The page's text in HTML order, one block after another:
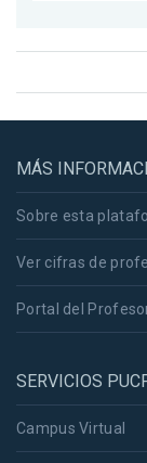
MÁS
Sobre esta
Ver cifras de
Portal del
SERVICIOS
Campus Virtual